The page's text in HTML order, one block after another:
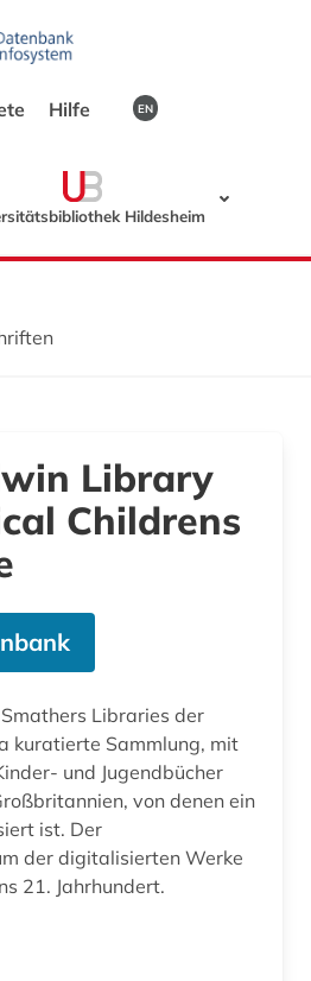
Hilfe EN
Hildesheim
Library
Childrens
Libraries der
kuratierte Sammlung, mit
und Jugendbücher
von denen ein
ist. Der
der digitalisierten Werke
21. Jahrhundert.